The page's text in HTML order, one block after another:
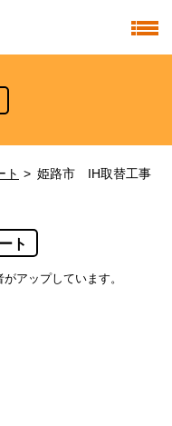
ト 姫路市 IH取替工事
ト
アップしています。